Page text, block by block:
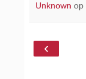
Unknown op
‹